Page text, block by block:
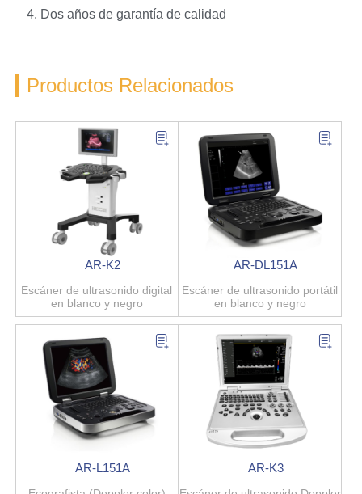
4. Dos años de garantía de calidad
Productos Relacionados
AR-K2
Escáner de ultrasonido digital
en blanco y negro
AR-DL151A
Escáner de ultrasonido portátil
en blanco y negro
AR-L151A AR-K3